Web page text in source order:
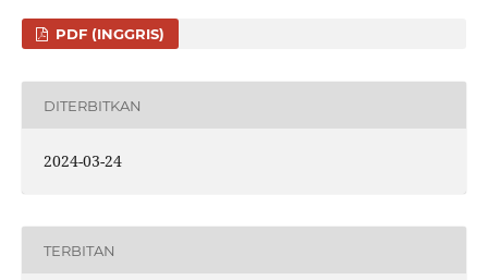
PDF (INGGRIS)
DITERBITKAN
2024-03-24
TERBITAN